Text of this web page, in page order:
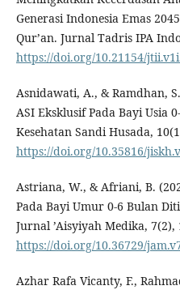
Generasi Indonesia Emas
Qur’an. Jurnal Tadris IPA
https://doi.org/10.21154/
Asnidawati, A., & Ramdhan,
ASI Eksklusif Pada Bayi Usia
Kesehatan Sandi Husada,
https://doi.org/10.35816/
Astriana, W., & Afriani, B.
Pada Bayi Umur 0-6 Bulan
Jurnal ’Aisyiyah Medika, 7(2),
https://doi.org/10.36729/
Azhar Rafa Vicanty, F.,